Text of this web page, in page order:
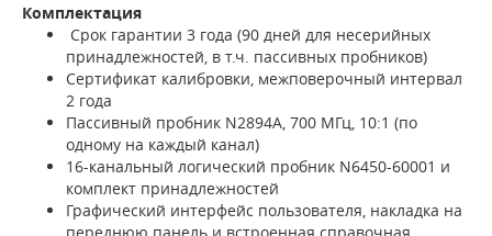
Комплектация
Срок гарантии 3 года (90 дней для несерийных
принадлежностей, в т.ч. пассивных пробников)
Сертификат калибровки, межповерочный интервал
2 года
Пассивный пробник N2894A, 700 МГц, 10:1 (по
одному на каждый канал)
16-канальный логический пробник N6450-60001 и
комплект принадлежностей
Графический интерфейс пользователя, накладка на
переднюю панель и встроенная справочная